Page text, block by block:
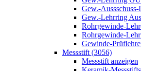
Gew.-
Gew.-Lehrring
Rohrgewinde-
Rohrgewinde-
Gewinde-
Messstift (3056)
Messstift anzeigen